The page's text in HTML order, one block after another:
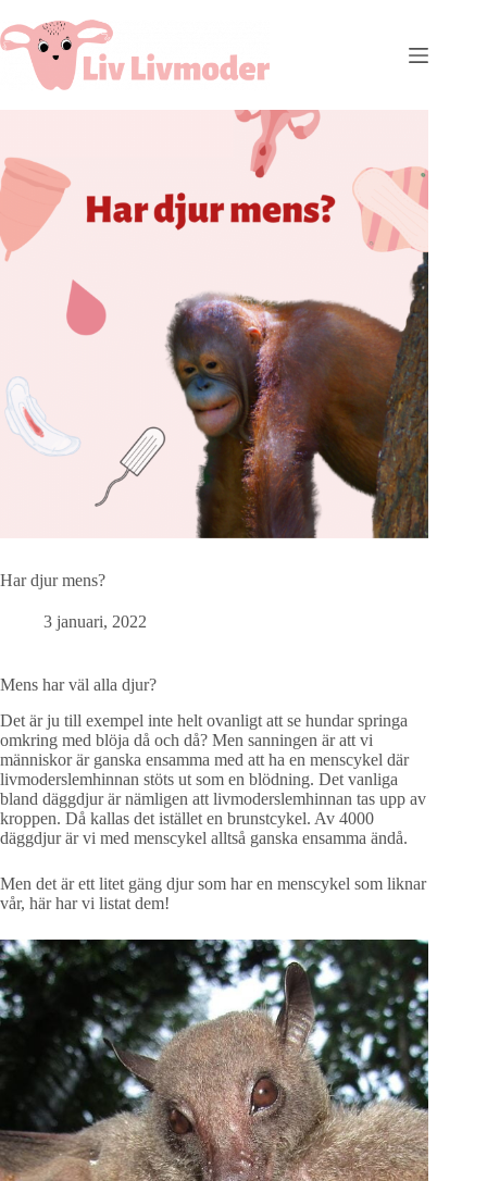
Har djur mens?
3 januari, 2022
Mens har väl alla djur?
Det är ju till exempel inte helt ovanligt att se hundar springa
omkring med blöja då och då? Men sanningen är att vi
människor är ganska ensamma med att ha en menscykel där
livmoderslemhinnan stöts ut som en blödning. Det vanliga
bland däggdjur är nämligen att livmoderslemhinnan tas upp av
kroppen. Då kallas det istället en brunstcykel. Av 4000
däggdjur är vi med menscykel alltså ganska ensamma ändå.
Men det är ett litet gäng djur som har en menscykel som liknar
vår, här har vi listat dem!